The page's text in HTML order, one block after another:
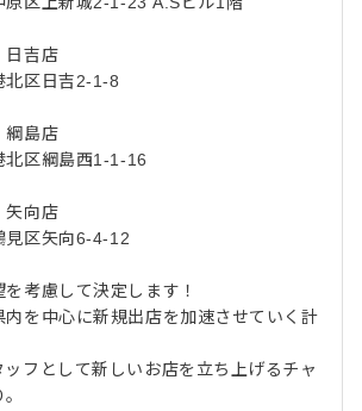
日吉店
北区日吉2-1-8
綱島店
北区綱島西1-1-16
矢向店
見区矢向6-4-12
考慮して決定します！
を中心に新規出店を加速させていく計
ッフとして新しいお店を立ち上げるチャ